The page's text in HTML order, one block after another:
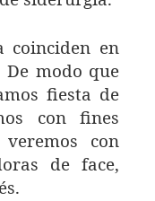
coinciden en
modo que
fiesta de
con fines
con
de face,